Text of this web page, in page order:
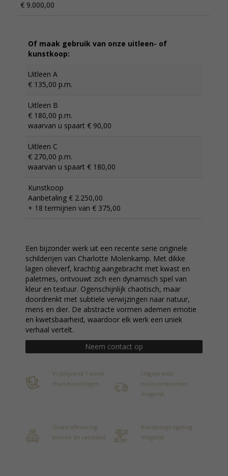
€ 9.000,00
Of maak gebruik van onze uitleen- of
kunstkoop:
Uitleen A
€ 135,00 p.m.
Uitleen B
€ 180,00 p.m.
waarvan u spaart € 90,00
Uitleen C
€ 270,00 p.m.
waarvan u spaart € 180,00
Kunstkoop
Aanbetaling € 2.250,00
+ 18 termijnen van € 375,00
Een bijzonder werk uit een recente serie originele
schilderijen van Charlotte Molenkamp. Met dikke
lagen olieverf, krachtig aangebracht met kwast en
paletmes, ontvouwt zich een dynamisch spel van
kleur en textuur. Ogenschijnlijk chaotisch, maar
doordrenkt met subtiele verwijzingen naar natuur,
mens en dier. De abstracte vormen ademen emotie
en kwetsbaarheid, waardoor elk werk een uniek
verhaal vertelt.
Neem contact op
Vrijblijvend 1 week
thuis bezichtigen
Uitgebreide
huurconstructies
mogelijk
Gratis aflevering
binnen de randstad
Kunstkoopregeling
mogelijk